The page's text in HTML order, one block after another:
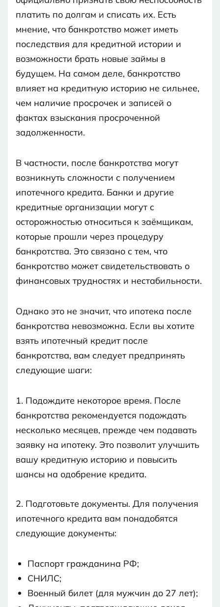
хотите
Да,
больше
Нет,
меньше
к
процедуре
банкротства.
Да,
РФ
гражданин
РФ.
вас
уголовной
статье
“о
мошенничестве”
Не
суд
не
примет
ваше
признает
вас
недобросовестным
процедуры.
Номер
телефона
Нажимая
на
кнопку,
я
соглашаюсь
на
данных
с
правилами
пользования
сайтом
Не
привлекались
по
ст.159
УК
РФ
процедуры.
нашей
статье.
Начать
сначала
Узнать
подробнее
РФ.
База
не
примет
ваше
признает
вас
недобросовестным
в
ходе
процедуры.
База
платить по долгам и списать их. Есть
мнение, что банкротство может иметь
последствия для кредитной истории и
возможности брать новые займы в
будущем. На самом деле, банкротство
влияет на кредитную историю не сильнее,
чем наличие просрочек и записей о
фактах взыскания просроченной
задолженности.
В частности, после банкротства могут
возникнуть сложности с получением
ипотечного кредита. Банки и другие
кредитные организации могут с
осторожностью относиться к заёмщикам,
которые прошли через процедуру
банкротства. Это связано с тем, что
банкротство может свидетельствовать о
финансовых трудностях и нестабильности.
Однако это не значит, что ипотека после
банкротства невозможна. Если вы хотите
взять ипотечный кредит после
банкротства, вам следует предпринять
следующие шаги:
1. Подождите некоторое время. После
банкротства рекомендуется подождать
несколько месяцев, прежде чем подавать
заявку на ипотеку. Это позволит улучшить
вашу кредитную историю и повысить
шансы на одобрение кредита.
2. Подготовьте документы. Для получения
ипотечного кредита вам понадобятся
следующие документы:
Паспорт гражданина РФ;
СНИЛС;
Военный билет (для мужчин до 27 лет);